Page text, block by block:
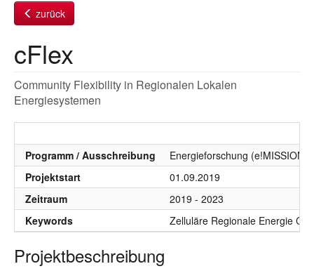
zurück
cFlex
Community Flexibility in Regionalen Lokalen
Energiesystemen
Programm / Ausschreibung
Energieforschung
Projektstart
01.09.2019
Zeitraum
2019 - 2023
Keywords
Zelluläre Regionale Energie
Projektbeschreibung